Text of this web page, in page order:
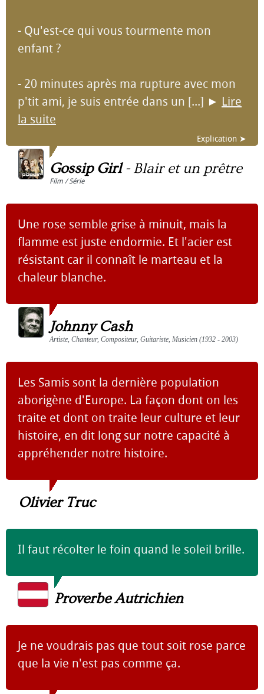
- Qu'est-ce qui vous tourmente mon
enfant ?
- 20 minutes après ma rupture avec mon
p'tit ami, je suis entrée dans un [...] ► Lire
la suite
Explication ➤
Gossip Girl- Blair et un prêtre
Film / Série
Une rose semble grise à minuit, mais la
flamme est juste endormie. Et l'acier est
résistant car il connaît le marteau et la
chaleur blanche.
Johnny Cash
Artiste, Chanteur, Compositeur, Guitariste, Musicien (1932 - 2003)
Les Samis sont la dernière population
aborigène d'Europe. La façon dont on les
traite et dont on traite leur culture et leur
histoire, en dit long sur notre capacité à
appréhender notre histoire.
Olivier Truc
Il faut récolter le foin quand le soleil brille.
Proverbe Autrichien
Je ne voudrais pas que tout soit rose parce
que la vie n'est pas comme ça.